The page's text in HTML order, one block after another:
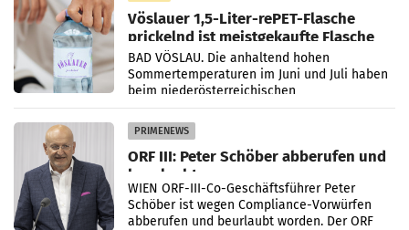
Vöslauer 1,5-Liter-rePET-Flasche
prickelnd ist meistgekaufte Flasche
Österreichs
BAD VÖSLAU. Die anhaltend hohen
Sommertemperaturen im Juni und Juli haben
beim niederösterreichischen
Getränkehersteller Vöslauer zu deutlichen
Absatzzuwächsen geführt. Während
PRIMENEWS
ORF III: Peter Schöber abberufen und
beurlaubt
WIEN ORF-III-Co-Geschäftsführer Peter
Schöber ist wegen Compliance-Vorwürfen
abberufen und beurlaubt worden. Der ORF